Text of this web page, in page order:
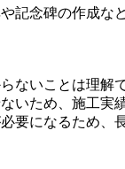
念碑の作成
ないことは理
いため、施工実
要になるため、